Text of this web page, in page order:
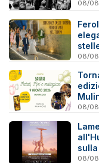
08/
08/
08/
08/